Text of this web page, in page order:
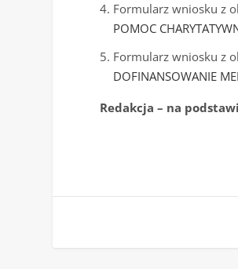
Formularz wniosku z
POMOC
Formularz wniosku z
DOFINANSOWANIE
Redakcja – na